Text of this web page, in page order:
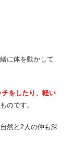
に体を動かして
をしたり、軽い
のです。
然と2人の仲も深